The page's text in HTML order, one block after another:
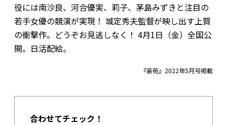
役には南沙良、河合優実、莉子、茅島みずきと注目の
若手女優の競演が実現！ 城定秀夫監督が映し出す上質
の衝撃作。どうぞお見逃しなく！ 4月1日（金）全国公
開。日活配給。
『装苑』2022年5月号掲載
合わせてチェック！